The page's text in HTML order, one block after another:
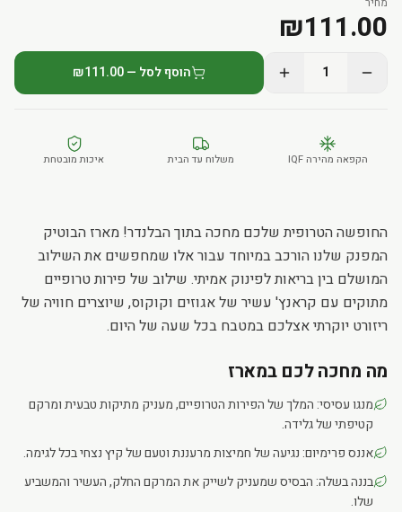
₪111.00
1 הוסף לסל — ₪111.00
הקפאה מהירה IQF משלוח עד הבית איכות מובטחת
החופשה הטרופית שלכם מחכה בתוך הבלנדר! מארז הבוטיק
המפנק שלנו הורכב במיוחד עבור אלו שמחפשים את השילוב
המושלם בין בריאות לפינוק אמיתי. שילוב של פירות טרופיים
מתוקים עם קראנץ' עשיר של אגוזים וקוקוס, שיוצרים חוויה של
ריזורט יוקרתי אצלכם במטבח בכל שעה של היום.
מה מחכה לכם במארז
מנגו עסיסי: המלך של הפירות הטרופיים, מעניק מתיקות טבעית ומרקם
קטיפתי של גלידה.
אננס פרימיום: נגיעה של חמיצות מרעננת וטעם של קיץ נצחי בכל לגימה.
בננה בשלה: הבסיס שמעניק לשייק את המרקם החלק, העשיר והמשביע
שלו.